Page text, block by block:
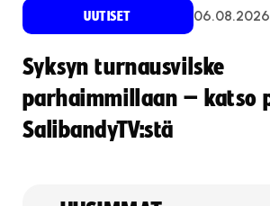
UUTISET 06.08.2026
Syksyn turnausvilske
parhaimmillaan – katso
SalibandyTV:stä